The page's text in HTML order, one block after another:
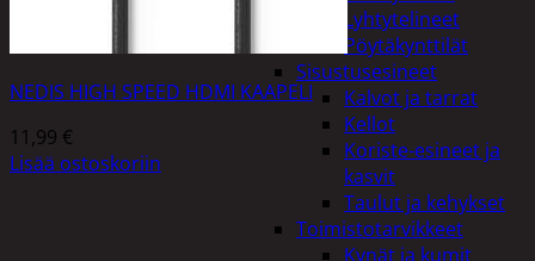
Lyhtytelineet
Pöytäkynttilät
Sisustusesineet
Kalvot ja tarrat
Kellot
Koriste-esineet ja
kasvit
Taulut ja kehykset
Toimistotarvikkeet
Kynät ja kumit
NEDIS HIGH SPEED HDMI KAAPELI
11,99 €
Lisää ostoskoriin